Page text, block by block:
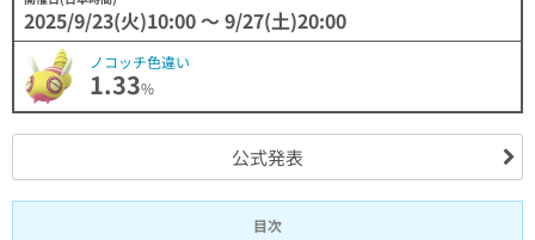
2025/9/23(火)10:00 〜 9/27(土)20:00
ノコッチ色違い
1.33%
公式発表
目次